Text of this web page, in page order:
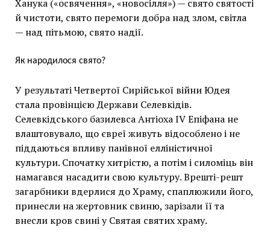
Ханука («освячення», «новосілля») — свято святості
й чистоти, свято перемоги добра над злом, світла
— над пітьмою, свято надії.
Як народилося свято?
У результаті Четвертої Сирійської війни Юдея
стала провінцією Держави Селевкідів.
Селевкідського базилевса Антіоха IV Епіфана не
влаштовувало, що євреї живуть відособлено і не
піддаються впливу панівної елліністичної
культури. Спочатку хитрістю, а потім і силоміць він
намагався насадити свою культуру. Врешті-решт
загарбники вдерлися до Храму, спаплюжили його,
принесли на жертовник свиню, зарізали її та
внесли кров свині у Святая святих храму.